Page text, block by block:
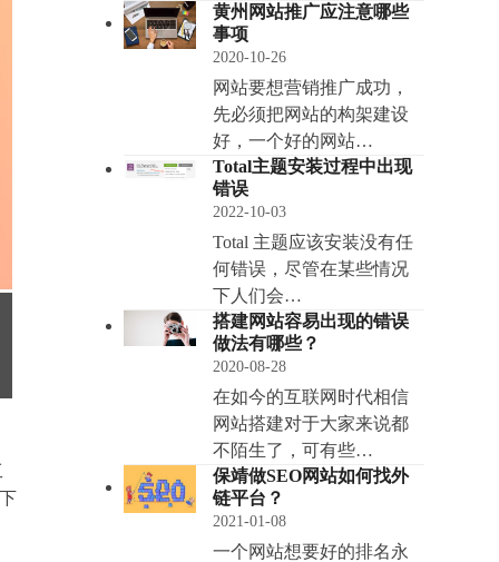
黄州网站推广应注意哪些
事项
2020-10-26
网站要想营销推广成功，
先必须把网站的构架建设
好，一个好的网站…
Total主题安装过程中出现
错误
2022-10-03
Total 主题应该安装没有任
何错误，尽管在某些情况
下人们会…
搭建网站容易出现的错误
做法有哪些？
2020-08-28
在如今的互联网时代相信
网站搭建对于大家来说都
不陌生了，可有些…
保靖做SEO网站如何找外
链平台？
2021-01-08
一个网站想要好的排名永